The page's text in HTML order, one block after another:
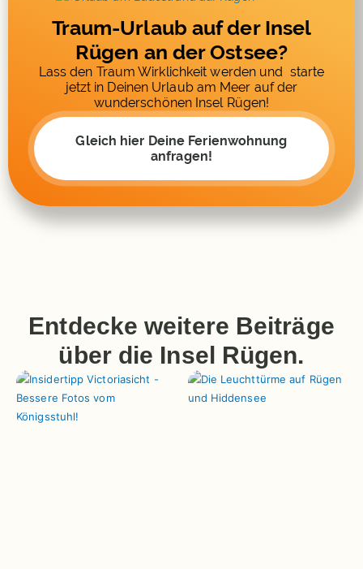
Traum-Urlaub auf der Insel
Rügen an der Ostsee?
Lass den Traum Wirklichkeit werden und starte
jetzt in Deinen Urlaub am Meer auf der
wunderschönen Insel Rügen!
Gleich hier Deine Ferienwohnung
anfragen!
Entdecke weitere Beiträge
über die Insel Rügen.